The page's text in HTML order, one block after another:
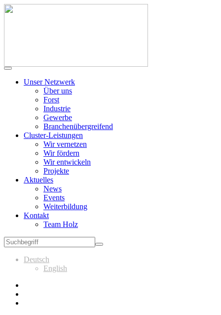
Unser Netzwerk
Über uns
Forst
Industrie
Gewerbe
Branchenübergreifend
Cluster-Leistungen
Wir vernetzen
Wir fördern
Wir entwickeln
Projekte
Aktuelles
News
Events
Weiterbildung
Kontakt
Team Holz
Deutsch
English